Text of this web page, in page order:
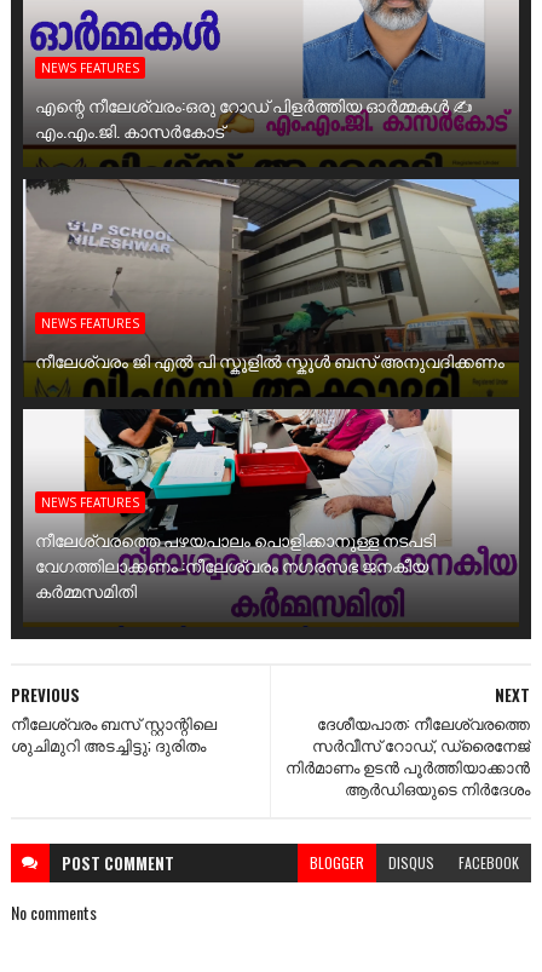
NEWS FEATURES
എന്റെ നീലേശ്വരം:ഒരു റോഡ് പിളർത്തിയ ഓർമ്മകൾ ✍️
എം.എം.ജി. കാസർകോട്
NEWS FEATURES
നീലേശ്വരം ജി എൽ പി സ്കൂളിൽ സ്കൂൾ ബസ് അനുവദിക്കണം
NEWS FEATURES
നീലേശ്വരത്തെ പഴയപാലം പൊളിക്കാനുള്ള നടപടി
വേഗത്തിലാക്കണം :നീലേശ്വരം നഗരസഭ ജനകീയ
കർമ്മസമിതി
NEXT
ദേശീയപാത: നീലേശ്വരത്തെ
സർവീസ് റോഡ്, ഡ്രൈനേജ്
നിർമാണം ഉടൻ പൂർത്തിയാക്കാൻ
ആർഡിഒയുടെ നിർദേശം
PREVIOUS
നീലേശ്വരം ബസ് സ്റ്റാന്റിലെ
ശുചിമുറി അടച്ചിട്ടു; ദുരിതം
POST COMMENT BLOGGER DISQUS FACEBOOK
No comments